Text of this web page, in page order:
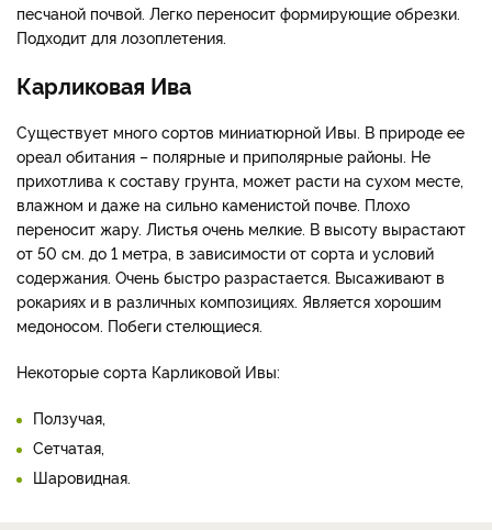
песчаной почвой. Легко переносит формирующие обрезки.
Подходит для лозоплетения.
Карликовая Ива
Существует много сортов миниатюрной Ивы. В природе ее
ореал обитания – полярные и приполярные районы. Не
прихотлива к составу грунта, может расти на сухом месте,
влажном и даже на сильно каменистой почве. Плохо
переносит жару. Листья очень мелкие. В высоту вырастают
от 50 см. до 1 метра, в зависимости от сорта и условий
содержания. Очень быстро разрастается. Высаживают в
рокариях и в различных композициях. Является хорошим
медоносом. Побеги стелющиеся.
Некоторые сорта Карликовой Ивы:
Ползучая,
Сетчатая,
Шаровидная.